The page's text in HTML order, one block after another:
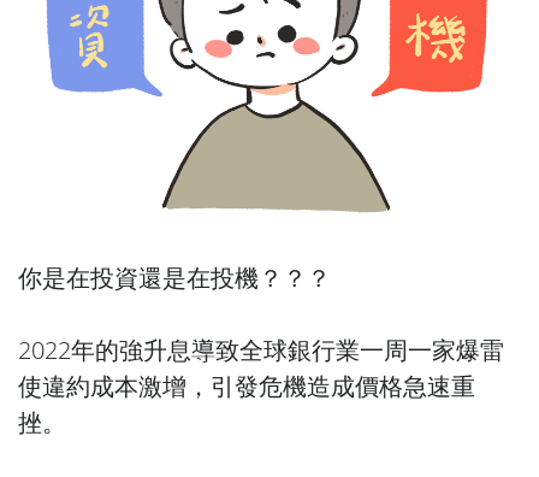
你是在投資還是在投機？？？
2022年的強升息導致全球銀行業一周一家爆雷
使違約成本激增，引發危機造成價格急速重
挫。